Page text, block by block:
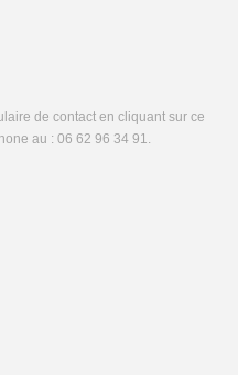
de contact en cliquant sur ce
au : 06 62 96 34 91.